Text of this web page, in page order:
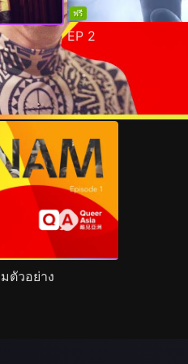
ฟรี
EP 2
เนื้อหาที่แนะนำ รายละเอียด
ตัวอย่าง